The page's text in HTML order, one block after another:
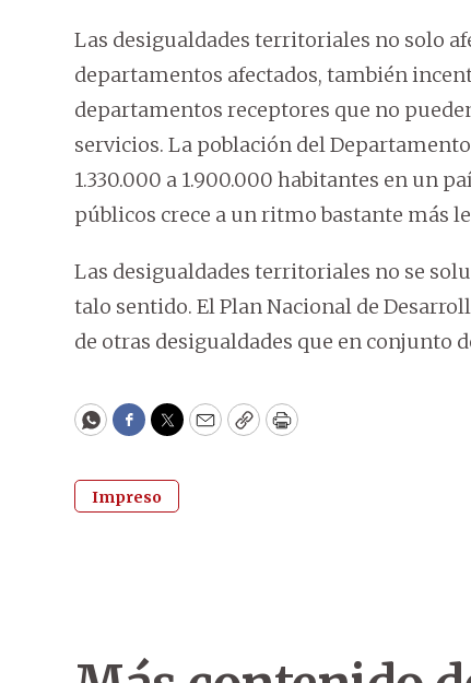
Las desigualdades territoriales no solo
departamentos afectados, también
departamentos receptores que no
servicios. La población del
1.330.000 a 1.900.000 habitantes en un
públicos crece a un ritmo bastante más
Las desigualdades territoriales no se
talo sentido. El Plan Nacional de
de otras desigualdades que en conjunto
WhatsApp
Facebook
Twitter
EmailCopyPrint
Impreso